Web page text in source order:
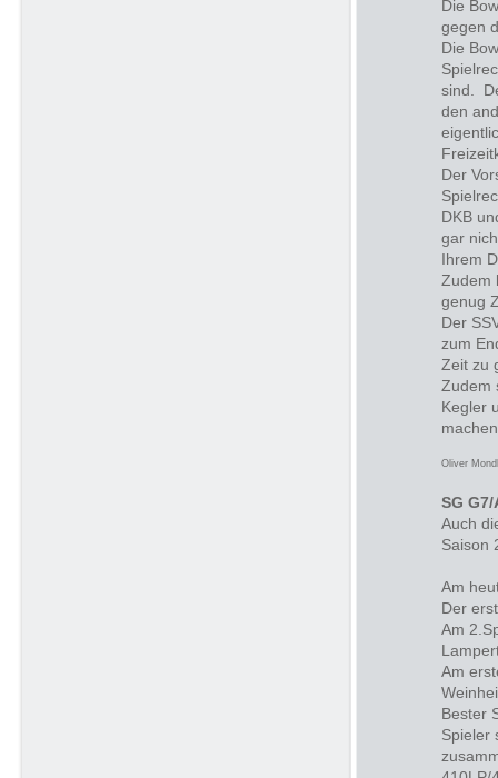
Die
gegen
Die
sind.
den
Der
DKB
gar
Ihrem
Zudem
genug
Der
zum
Zeit zu
Zudem
Kegler
Oliver
SG
Auch
Saison
Am
Der
Am
Am
Bester
Spieler